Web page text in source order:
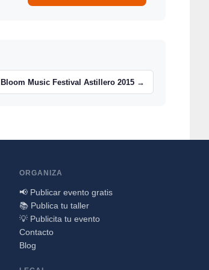
Bloom Music Festival Astillero 2015 →
ORGANIZA
📢 Publicar evento gratis
📚 Publica tu taller
💡 Publicita tu evento
Contacto
Blog